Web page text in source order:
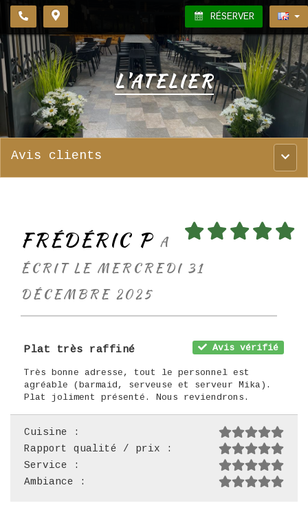
RÉSERVER
L'ATELIER
Menu
Avis clients
FRÉDÉRIC P A
ÉCRIT LE MERCREDI 31
DÉCEMBRE 2025
Avis vérifié
Plat très raffiné
Très bonne adresse, tout le personnel est
agréable (barmaid, serveuse et serveur Mika).
Plat joliment présenté. Nous reviendrons.
Cuisine :
Rapport qualité / prix :
Service :
Ambiance :